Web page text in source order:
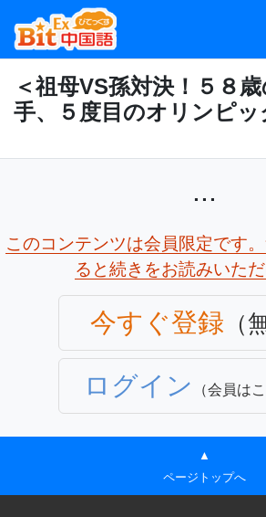
＜祖母VS孫対決！５８
手、５度目のオリンピッ
...
このコンテンツは会員限定です
ると続きをお読みいただ
今すぐ登録 （
ログイン （会員は
▲
ページトップへ